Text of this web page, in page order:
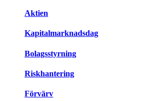
Aktien
Kapitalmarknadsdag
Bolagsstyrning
Riskhantering
Förvärv